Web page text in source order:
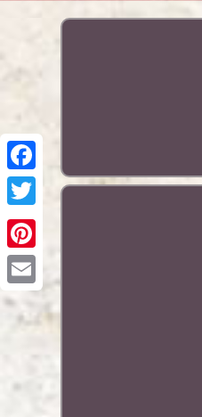
Pinterest